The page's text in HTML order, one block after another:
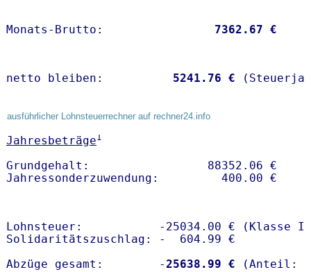
Monats-Brutto: 7362.67 €
netto bleiben: 5241.76 €
ausführlicher Lohnsteuerrechner auf rechner24.info
Jahresbeträge1
Grundgehalt:                 88352.06 €
Lohnsteuer:           -25034.00 € (Klasse I)
Solidaritätszuschlag: -  604.99 €
Abzüge gesamt:        -25638.99 €